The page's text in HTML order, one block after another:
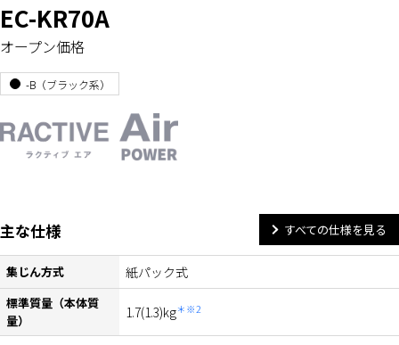
EC-KR70A
オープン価格
-B（ブラック系）
主な仕様
集じん方式 紙パック式
標準質量（本体質
量）
1.7(1.3)kg＊※2
すべての仕様を見る